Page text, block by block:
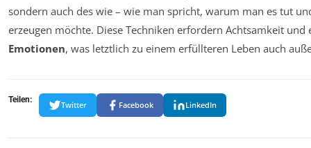
sondern auch des wie – wie man spricht, warum man es tut
erzeugen möchte. Diese Techniken erfordern Achtsamkeit
Emotionen, was letztlich zu einem erfüllteren Leben auch
Teilen:
Twitter Facebook LinkedIn